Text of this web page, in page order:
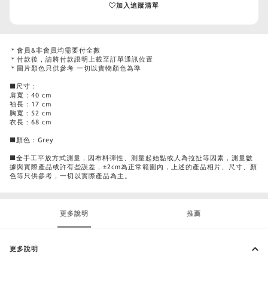
加入追蹤清單
＊會員&非會員均需要付全數
＊付款後，請將付款證明上載至訂單通訊位置
＊圖片顏色只供參考 一切以實物顏色為準
■尺寸：
肩寬：40 cm
袖長：17 cm
胸寬 : 52 cm
衣長 : 68 cm
■顏色：Grey
■全手工平放方式測量，因布料彈性、測量起始點或人為拉扯等因素，測量數
據與實際產品或許有些誤差，±2cm為正常範圍內，上述的產品相片、尺寸、顏
色等只供參考，一切以實際產品為主。
更多說明 推薦
更多說明